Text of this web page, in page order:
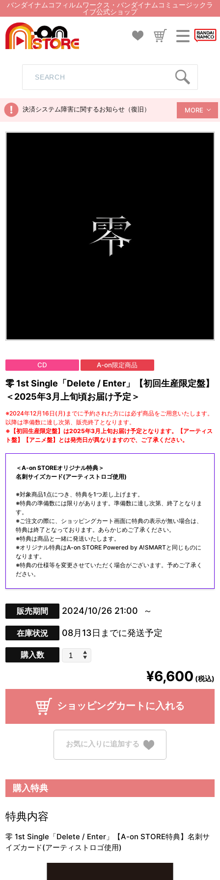
バンダイナムコフィルムワークス・バンダイナムコミュージックラ
イブ公式ショップ
決済システム障害に関するお知らせ（復旧） MORE
CD A-on限定商品
零 1st Single「Delete / Enter」【初回生産限定盤】
＜2025年3月上旬頃お届け予定＞
※2024年12月16日(月)までに予約された方には必ず商品をご用意いたします。
以降は準備数に達し次第、販売終了となります。
※【初回生産限定盤】は2025年3月上旬お届け予定となります。【アーティス
ト盤】【アニメ盤】とは発売日が異なりますので、ご了承ください。
＜A-on STOREオリジナル特典＞
名刺サイズカード(アーティストロゴ使用)
※対象商品1点につき、特典を1つ差し上げます。
※特典の準備数には限りがあります。準備数に達し次第、終了となりま
す。
※ご注文の際に、ショッピングカート画面に特典の表示が無い場合は、
特典は終了となっております。あらかじめご了承ください。
※特典は商品と一緒に発送いたします。
※オリジナル特典はA-on STORE Powered by A!SMARTと同じものに
なります。
※特典の仕様等を変更させていただく場合がございます。予めご了承く
ださい。
販売期間 2024/10/26 21:00
在庫状況 08月13日までに発送予定
購入数
¥6,600 (税込)
ショッピングカートに入れる
お気に入りに追加する
購入特典
特典内容
零 1st Single「Delete / Enter」【A-on STORE特典】名刺サ
イズカード(アーティストロゴ使用)